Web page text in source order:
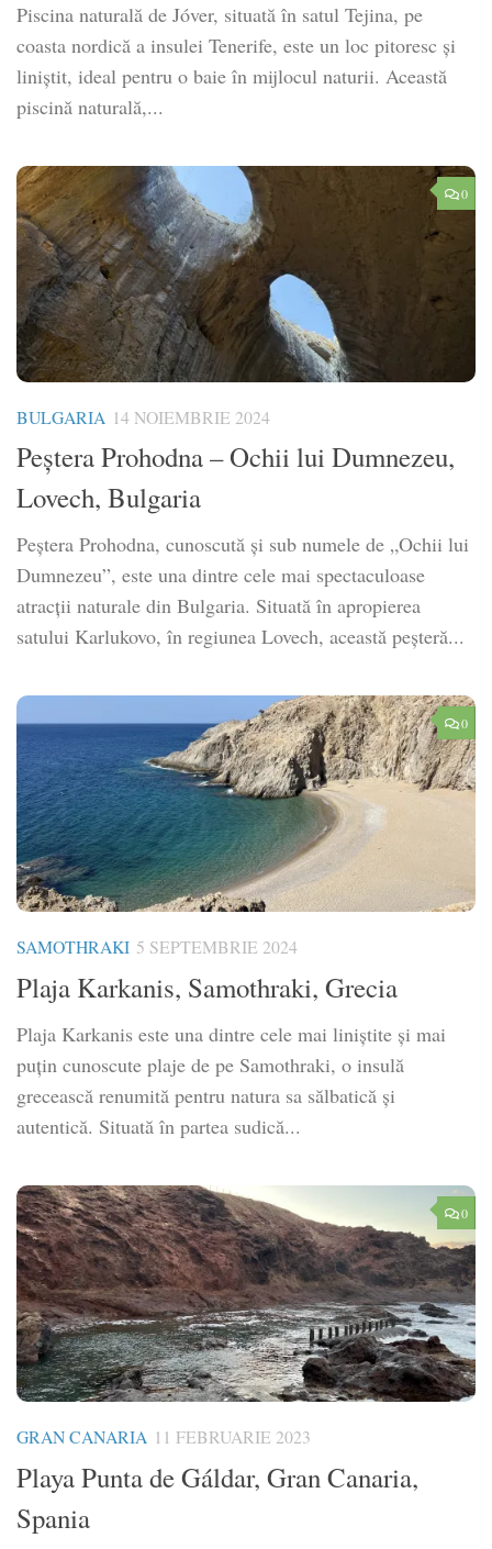
Piscina naturală de Jóver, situată în satul Tejina, pe
coasta nordică a insulei Tenerife, este un loc pitoresc și
liniștit, ideal pentru o baie în mijlocul naturii. Această
piscină naturală,...
0
BULGARIA 14 NOIEMBRIE 2024
Peștera Prohodna – Ochii lui Dumnezeu,
Lovech, Bulgaria
​Peștera Prohodna, cunoscută și sub numele de „Ochii lui
Dumnezeu”, este una dintre cele mai spectaculoase
atracții naturale din Bulgaria. Situată în apropierea
satului Karlukovo, în regiunea Lovech, această peșteră...
0
SAMOTHRAKI 5 SEPTEMBRIE 2024
Plaja Karkanis, Samothraki, Grecia
Plaja Karkanis este una dintre cele mai liniștite și mai
puțin cunoscute plaje de pe Samothraki, o insulă
grecească renumită pentru natura sa sălbatică și
autentică. Situată în partea sudică...
0
GRAN CANARIA 11 FEBRUARIE 2023
Playa Punta de Gáldar, Gran Canaria,
Spania